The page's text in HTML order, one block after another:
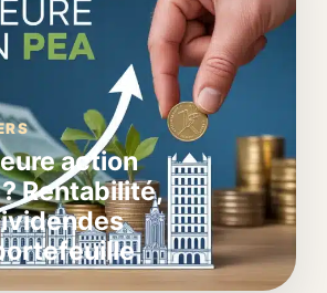
action
Rentabilité,